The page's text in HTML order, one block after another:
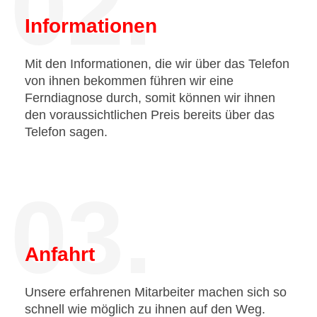
Informationen
Mit den Informationen, die wir über das Telefon
von ihnen bekommen führen wir eine
Ferndiagnose durch, somit können wir ihnen
den voraussichtlichen Preis bereits über das
Telefon sagen.
03.
Anfahrt
Unsere erfahrenen Mitarbeiter machen sich so
schnell wie möglich zu ihnen auf den Weg.